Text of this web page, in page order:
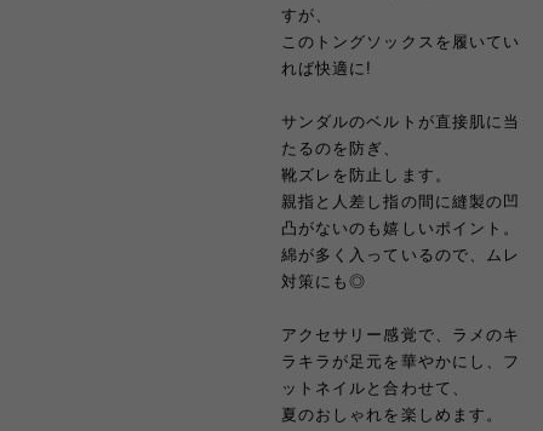
すが、
このトングソックスを履いてい
れば快適に!
サンダルのベルトが直接肌に当
たるのを防ぎ、
靴ズレを防止します。
親指と人差し指の間に縫製の凹
凸がないのも嬉しいポイント。
綿が多く入っているので、ムレ
対策にも◎
アクセサリー感覚で、ラメのキ
ラキラが足元を華やかにし、フ
ットネイルと合わせて、
夏のおしゃれを楽しめます。